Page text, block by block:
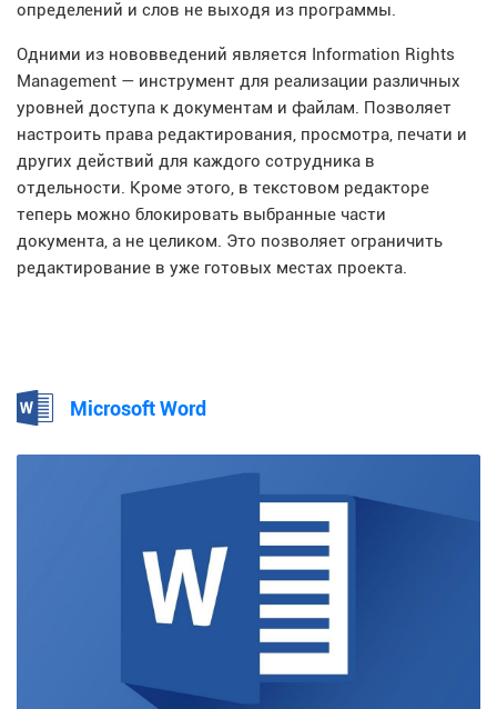
определений и слов не выходя из программы.
Одними из нововведений является Information Rights
Management — инструмент для реализации различных
уровней доступа к документам и файлам. Позволяет
настроить права редактирования, просмотра, печати и
других действий для каждого сотрудника в
отдельности. Кроме этого, в текстовом редакторе
теперь можно блокировать выбранные части
документа, а не целиком. Это позволяет ограничить
редактирование в уже готовых местах проекта.
Microsoft Word